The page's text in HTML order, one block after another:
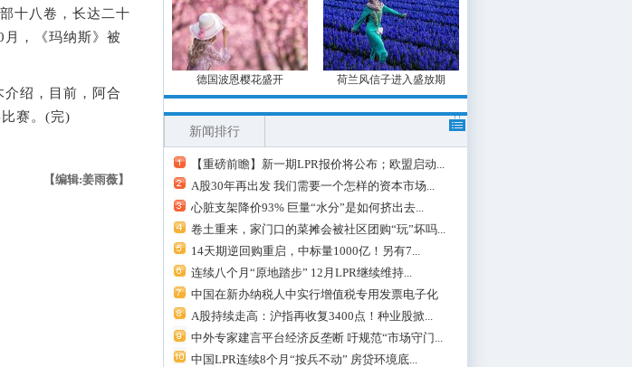
十八卷，长达二十
，《玛纳斯》被
绍，目前，阿合
赛。(完)
【编辑:姜雨薇】
德国波恩樱花盛开 荷兰风信子进入盛放期
新闻排行
【重磅前瞻】新一期LPR报价将公布；欧盟启动...
A股30年再出发 我们需要一个怎样的资本市场...
心脏支架降价93% 巨量“水分”是如何挤出去...
卷土重来，家门口的菜摊会被社区团购“玩”坏吗...
14天期逆回购重启，中标量1000亿！另有7...
连续八个月“原地踏步” 12月LPR继续维持...
中国在新办纳税人中实行增值税专用发票电子化
A股持续走高：沪指再收复3400点！种业股掀...
中外专家建言平台经济反垄断 吁规范“市场守门...
中国LPR连续8个月“按兵不动” 房贷环境底...